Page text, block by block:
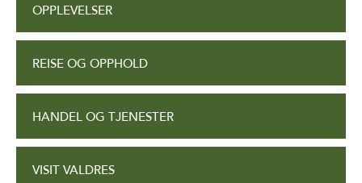
OPPLEVELSER
REISE OG OPPHOLD
HANDEL OG TJENESTER
VISIT VALDRES